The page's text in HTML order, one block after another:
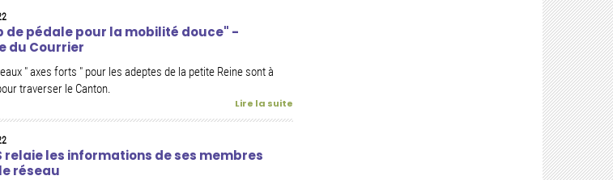
de pédale pour la mobilité douce" -
du Courrier
" axes forts " pour les adeptes de la petite Reine sont à
traverser le Canton.
Lire la suite
relaie les informations de ses membres
réseau